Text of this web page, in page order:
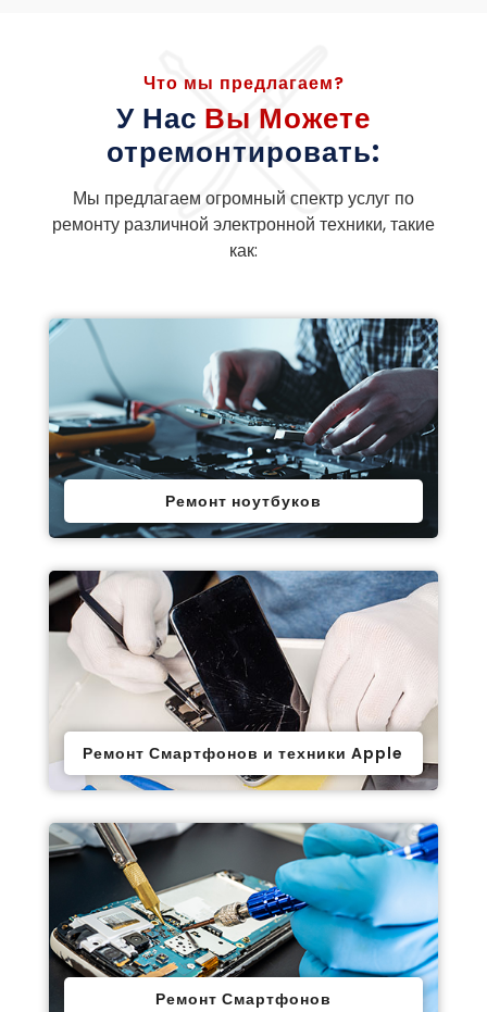
Что мы предлагаем?
У Нас Вы Можете
отремонтировать:
Мы предлагаем огромный спектр услуг по
ремонту различной электронной техники, такие
как:
Ремонт ноутбуков
Ремонт Смартфонов и техники Apple
Ремонт Смартфонов